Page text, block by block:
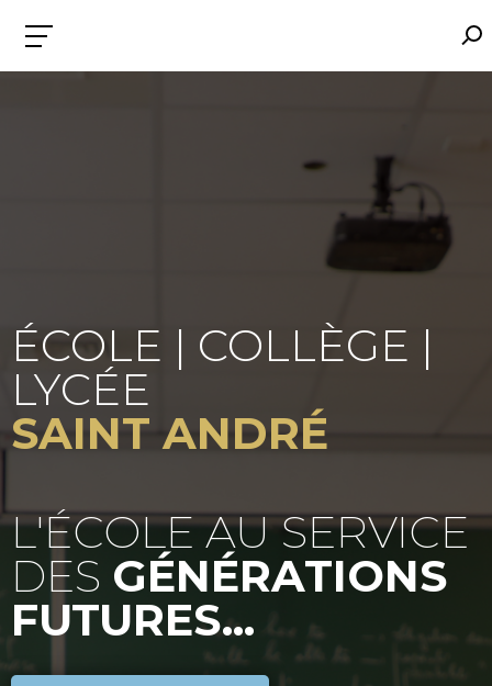
ÉCOLE | COLLÈGE |
LYCÉE
SAINT ANDRÉ
L'ÉCOLE AU SERVICE
DES GÉNÉRATIONS
FUTURES...